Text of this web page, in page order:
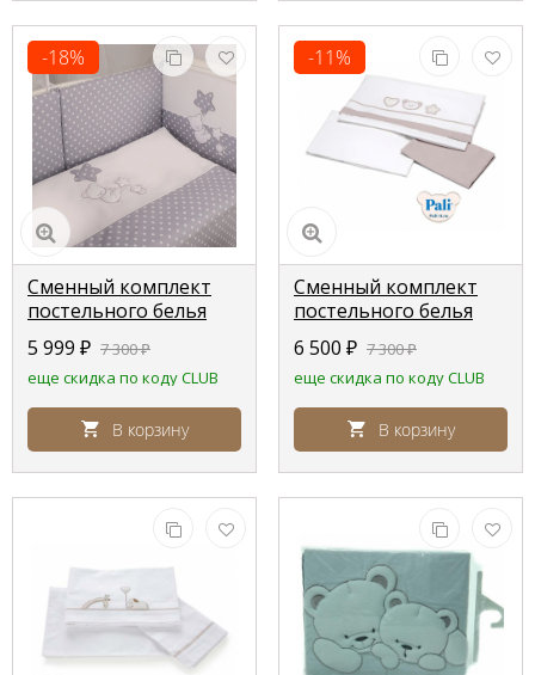
-18%
Сменный комплект
постельного белья
Lepre baloons , серый
горох
5 999 ₽ 7 300₽
еще скидка по коду CLUB
В корзину
-11%
Сменный комплект
постельного белья
Pali Birillo (Бирилло)
6 500 ₽ 7 300₽
еще скидка по коду CLUB
В корзину